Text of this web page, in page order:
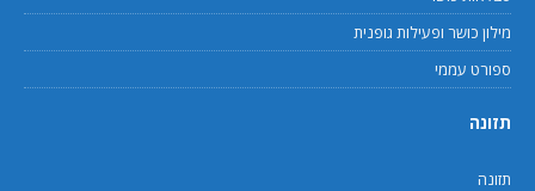
מילון כושר ופעילות גופנית
ספורט עממי
תזונה
תזונה